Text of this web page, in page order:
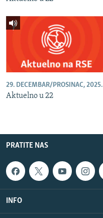
29. DECEMBAR/PROSINAC, 2025.
Aktuelno u 22
PRATITE NAS
INFO